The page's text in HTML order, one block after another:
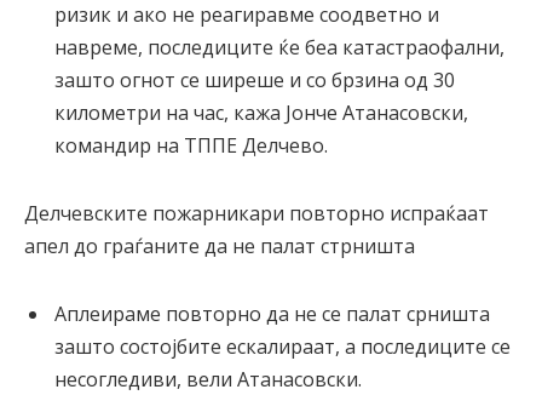
ризик и ако не реагиравме соодветно и
навреме, последиците ќе беа катастраофални,
зашто огнот се ширеше и со брзина од 30
километри на час, кажа Јонче Атанасовски,
командир на ТППЕ Делчево.
Делчевските пожарникари повторно испраќаат
апел до граѓаните да не палат стрништа
Аплеираме повторно да не се палат срништа
зашто состојбите ескалираат, а последиците се
несогледиви, вели Атанасовски.